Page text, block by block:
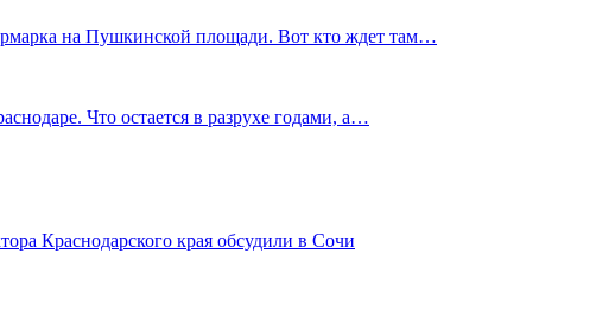
на Пушкинской площади. Вот кто ждет там…
Что остается в разрухе годами, а…
Краснодарского края обсудили в Сочи